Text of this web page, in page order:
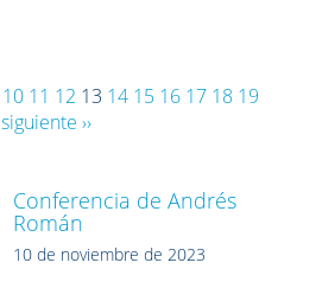
10 11 12 13 14 15 16 17 18 19
siguiente ››
Conferencia de Andrés
Román
10 de noviembre de 2023